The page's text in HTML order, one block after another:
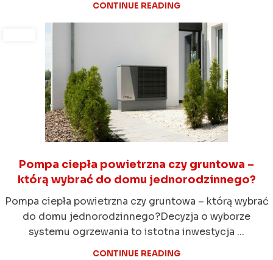
CONTINUE READING
Pompa ciepła powietrzna czy gruntowa –
którą wybrać do domu jednorodzinnego?
Pompa ciepła powietrzna czy gruntowa – którą wybrać
do domu jednorodzinnego?Decyzja o wyborze
systemu ogrzewania to istotna inwestycja ...
CONTINUE READING